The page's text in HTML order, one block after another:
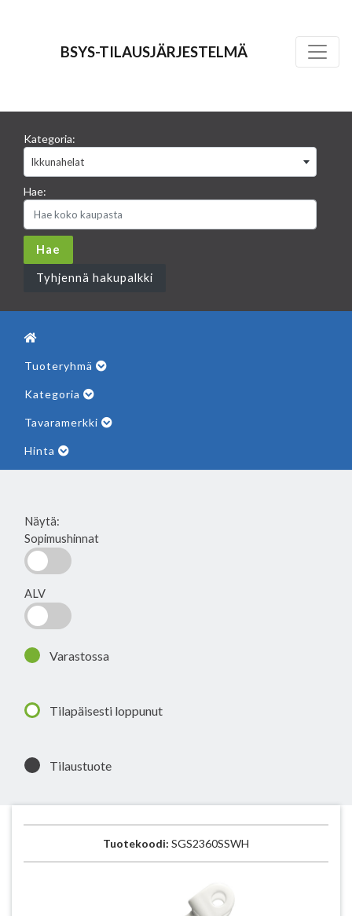
BSYS-TILAUSJÄRJESTELMÄ
Kategoria:
Ikkunahelat
Hae:
Tyhjennä hakupalkki
Tuoteryhmä
Kategoria
Tavaramerkki
Hinta
Näytä:
Sopimushinnat
ALV
Varastossa
Tilapäisesti loppunut
Tilaustuote
Tuotekoodi: SGS2360SSWH